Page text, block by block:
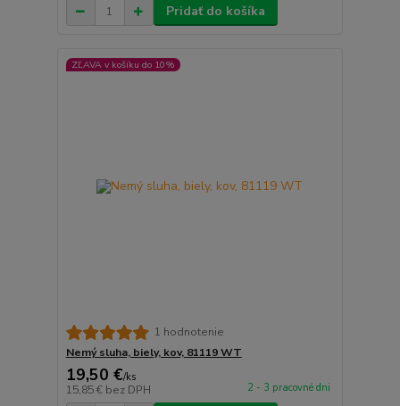
Pridať do košíka
ZĽAVA v košíku do 10%
1 hodnotenie
Nemý sluha, biely, kov, 81119 WT
19,50 €/ks
15,85 € bez DPH 2 - 3 pracovné dni